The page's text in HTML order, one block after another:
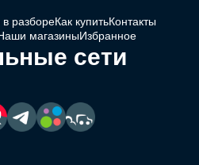
в разбореКак купитьКонтакты
магазиныИзбранное
сети